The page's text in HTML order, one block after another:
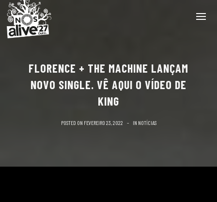
FLORENCE + THE MACHINE LANÇAM
NOVO SINGLE. VÊ AQUI O VÍDEO DE
KING
POSTED ON FEVEREIRO 23, 2022 IN NOTÍCIAS